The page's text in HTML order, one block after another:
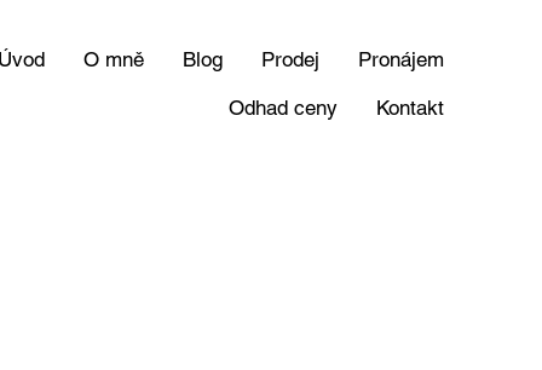
Úvod O mně Blog Prodej
Pronájem
Odhad ceny
Kontakt